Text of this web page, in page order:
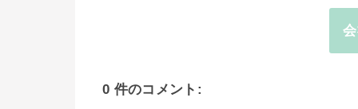
0 件のコメント: